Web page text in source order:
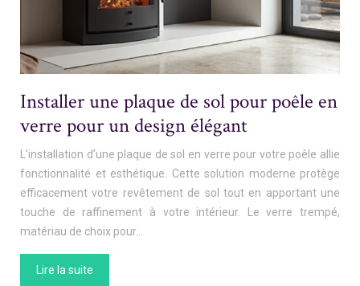
Installer une plaque de sol pour poêle en
verre pour un design élégant
L’installation d’une plaque de sol en verre pour votre poêle allie
fonctionnalité et esthétique. Cette solution moderne protège
efficacement votre revêtement de sol tout en apportant une
touche de raffinement à votre intérieur. Le verre trempé,
matériau de choix pour…
Lire la suite